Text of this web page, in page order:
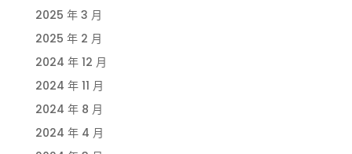
2025 年 3 月
2025 年 2 月
2024 年 12 月
2024 年 11 月
2024 年 8 月
2024 年 4 月